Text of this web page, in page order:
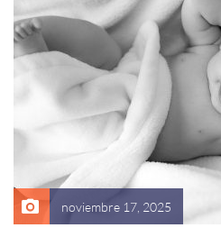
noviembre 17, 2025